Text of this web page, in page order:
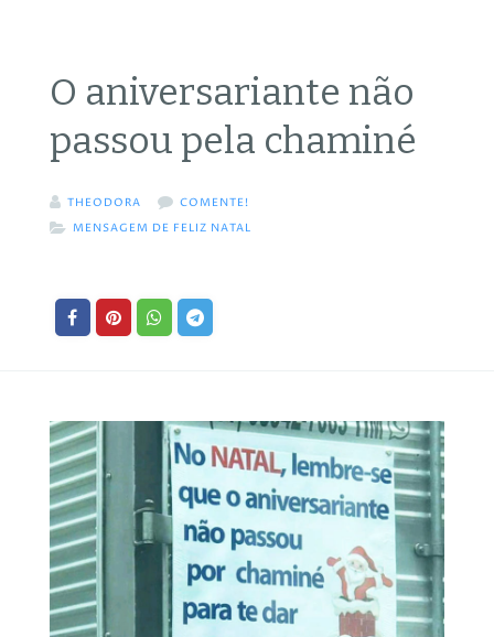
O aniversariante não
passou pela chaminé
THEODORA
COMENTE!
MENSAGEM DE FELIZ NATAL